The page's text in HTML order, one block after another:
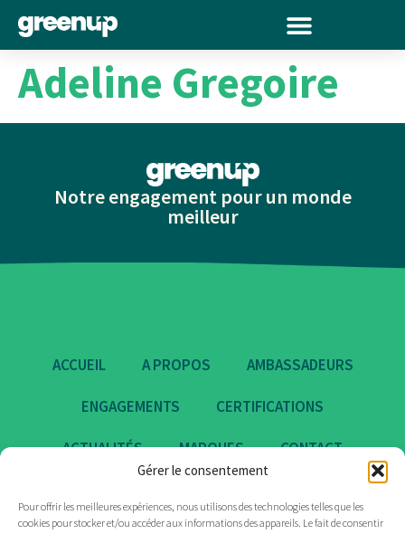
Gérer le consentement
Pour offrir les meilleures expériences, nous utilisons des technologies telles que les
cookies pour stocker et/ou accéder aux informations des appareils. Le fait de consentir
Adeline Gregoire
Notre engagement pour un monde
meilleur
ACCUEIL A PROPOS AMBASSADEURS
ENGAGEMENTS CERTIFICATIONS
ACTUALITÉS MARQUES CONTACT